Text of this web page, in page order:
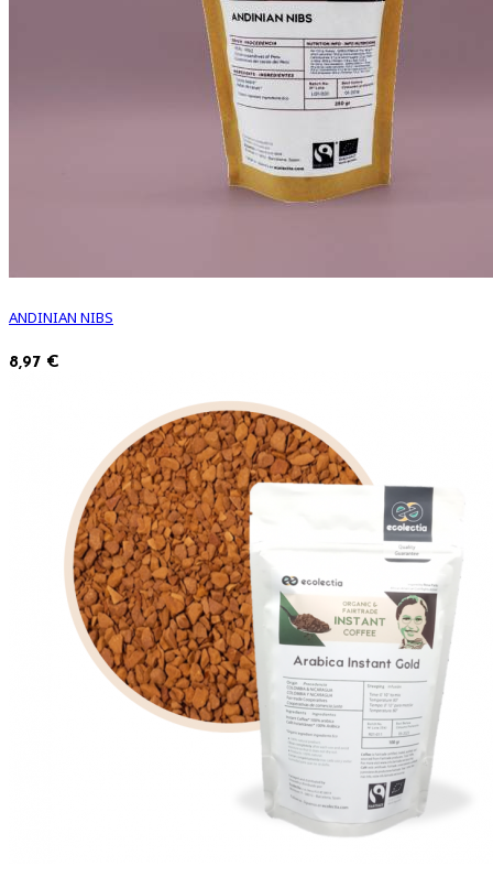
ANDINIAN NIBS
8,97 €